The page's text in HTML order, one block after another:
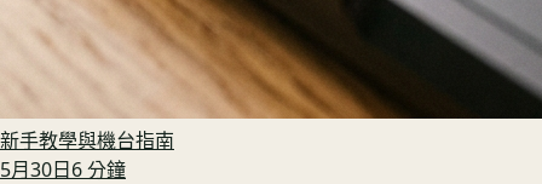
新手教學與機台指南
5月30日6分鐘